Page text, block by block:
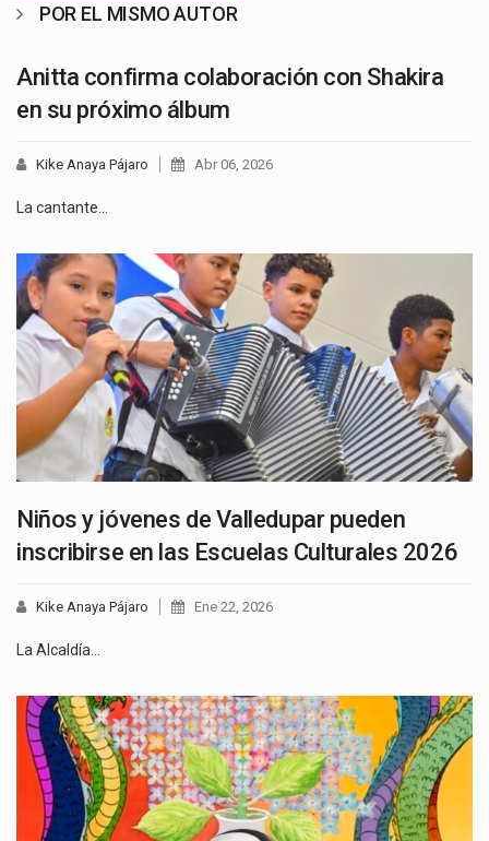
POR EL MISMO AUTOR
Anitta confirma colaboración con Shakira
en su próximo álbum
Kike Anaya Pájaro Abr 06, 2026
La cantante…
Niños y jóvenes de Valledupar pueden
inscribirse en las Escuelas Culturales 2026
Kike Anaya Pájaro Ene 22, 2026
La Alcaldía…